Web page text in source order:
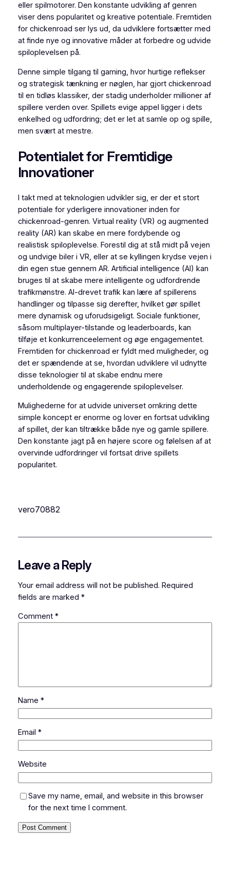
eller spilmotorer. Den konstante udvikling af genren
viser dens popularitet og kreative potentiale. Fremtiden
for chickenroad ser lys ud, da udviklere fortsætter med
at finde nye og innovative måder at forbedre og udvide
spiloplevelsen på.
Denne simple tilgang til gaming, hvor hurtige reflekser
og strategisk tænkning er nøglen, har gjort chickenroad
til en tidløs klassiker, der stadig underholder millioner af
spillere verden over. Spillets evige appel ligger i dets
enkelhed og udfordring; det er let at samle op og spille,
men svært at mestre.
Potentialet for Fremtidige
Innovationer
I takt med at teknologien udvikler sig, er der et stort
potentiale for yderligere innovationer inden for
chickenroad-genren. Virtual reality (VR) og augmented
reality (AR) kan skabe en mere fordybende og
realistisk spiloplevelse. Forestil dig at stå midt på vejen
og undvige biler i VR, eller at se kyllingen krydse vejen i
din egen stue gennem AR. Artificial intelligence (AI) kan
bruges til at skabe mere intelligente og udfordrende
trafikmønstre. AI-drevet trafik kan lære af spillerens
handlinger og tilpasse sig derefter, hvilket gør spillet
mere dynamisk og uforudsigeligt. Sociale funktioner,
såsom multiplayer-tilstande og leaderboards, kan
tilføje et konkurrenceelement og øge engagementet.
Fremtiden for chickenroad er fyldt med muligheder, og
det er spændende at se, hvordan udviklere vil udnytte
disse teknologier til at skabe endnu mere
underholdende og engagerende spiloplevelser.
Mulighederne for at udvide universet omkring dette
simple koncept er enorme og lover en fortsat udvikling
af spillet, der kan tiltrække både nye og gamle spillere.
Den konstante jagt på en højere score og følelsen af at
overvinde udfordringer vil fortsat drive spillets
popularitet.
vero70882
Leave a Reply
Your email address will not be published. Required
fields are marked *
Comment *
Name *
Email *
Website
Save my name, email, and website in this browser
for the next time I comment.